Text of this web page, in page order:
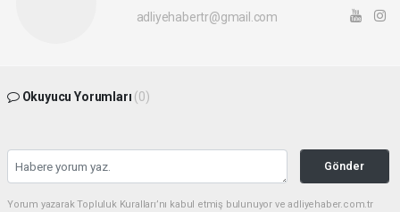
adliyehabertr@gmail.com
Okuyucu Yorumları (0)
Gönder
Yorum yazarak Topluluk Kuralları’nı kabul etmiş bulunuyor ve adliyehaber.com.tr